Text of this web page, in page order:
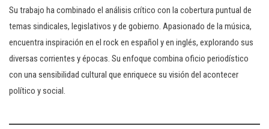
Su trabajo ha combinado el análisis crítico con la cobertura puntual de
temas sindicales, legislativos y de gobierno. Apasionado de la música,
encuentra inspiración en el rock en español y en inglés, explorando sus
diversas corrientes y épocas. Su enfoque combina oficio periodístico
con una sensibilidad cultural que enriquece su visión del acontecer
político y social.